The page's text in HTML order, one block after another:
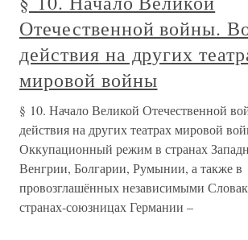
Отечественной войны.
действия на других
мировой войны
§ 10. Начало Великой Отечественной
действия на других театрах мировой
Оккупационный режим в странах
Венгрии, Болгарии, Румынии, а также в
провозглашённых независимыми
странах-союзницах Германии –